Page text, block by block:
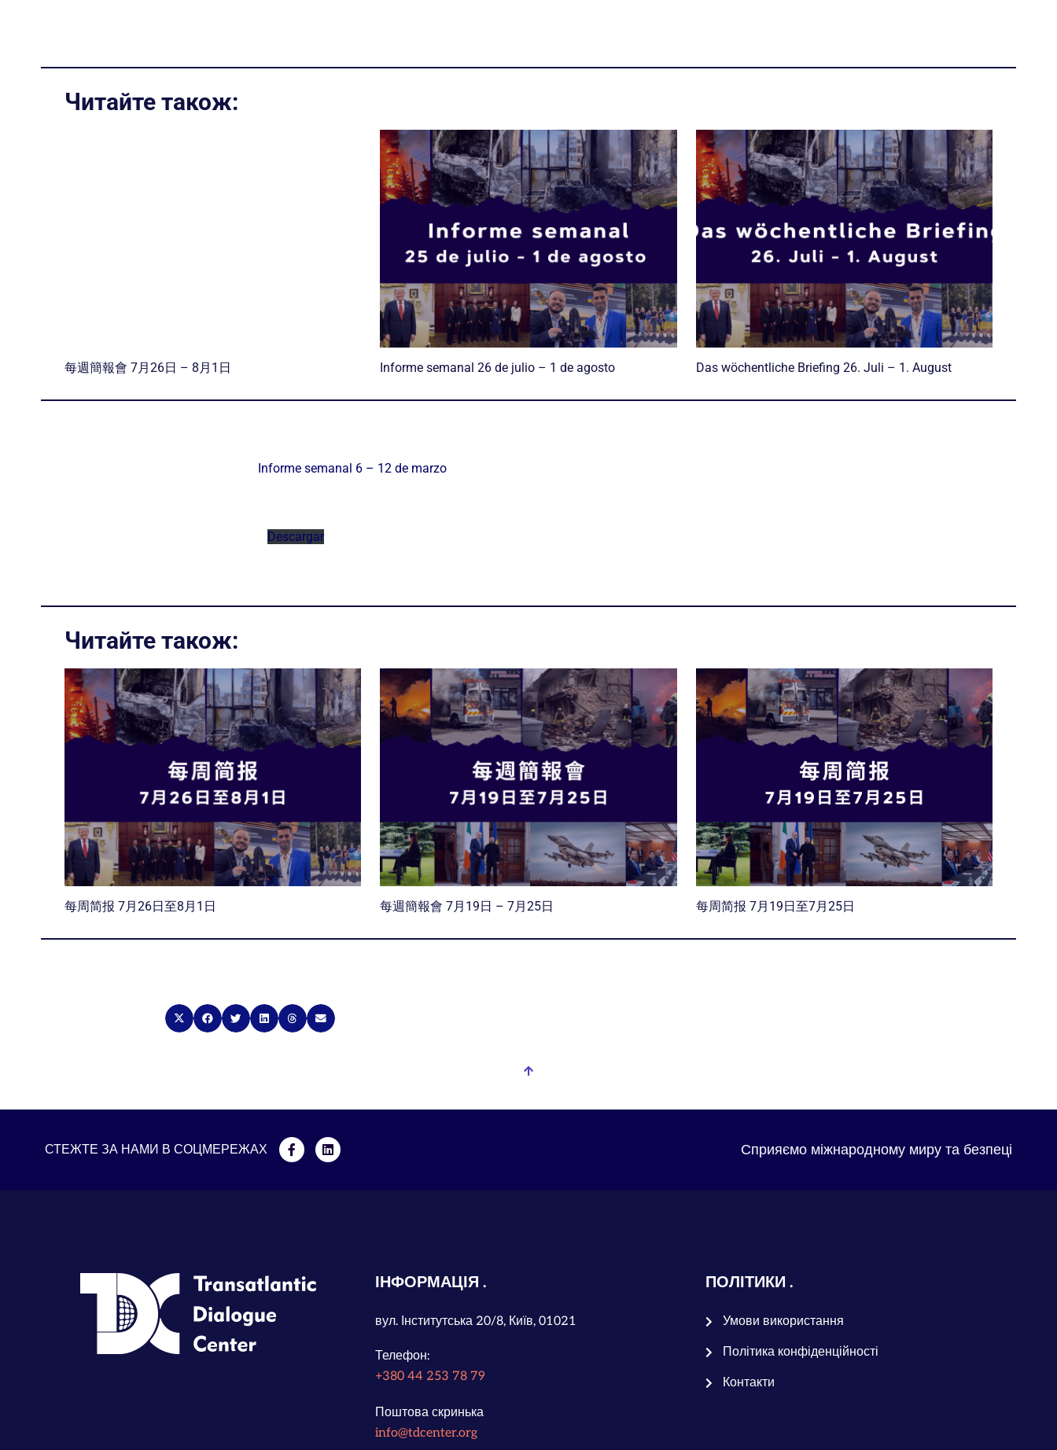
Читайте також:
每週簡報會 7月26日 – 8月1日 Informe semanal 26 de julio – 1 de agosto Das wöchentliche Briefing 26. Juli – 1. August
Informe semanal 6 – 12 de marzo
Descargar
Читайте також:
每周简报 7月26日至8月1日 每週簡報會 7月19日 – 7月25日 每周简报 7月19日至7月25日
СТЕЖТЕ ЗА НАМИ В СОЦМЕРЕЖАХ Сприяємо міжнародному миру та безпеці
ІНФОРМАЦІЯ
вул. Інститутська 20/8, Київ, 01021
Телефон:
+380 44 253 78 79
Поштова скринька
info@tdcenter.org
ПОЛІТИКИ
Умови використання
Політика конфіденційності
Контакти